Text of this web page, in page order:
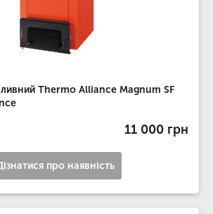
Thermo Alliance Magnum SF
11 000 грн
про наявність